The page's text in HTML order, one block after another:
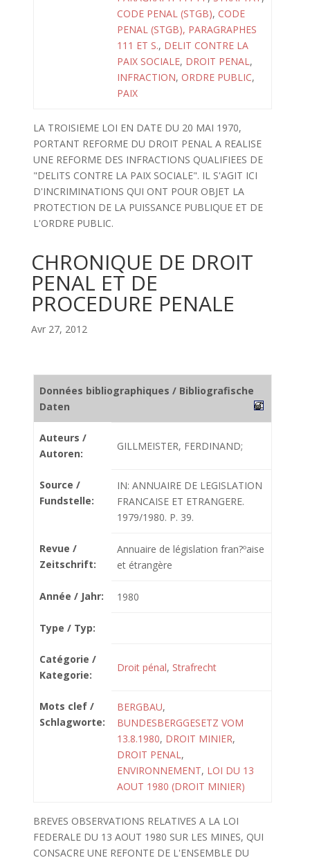
CODE PENAL (STGB), CODE
PENAL (STGB), PARAGRAPHES
111 ET S., DELIT CONTRE LA
PAIX SOCIALE, DROIT PENAL,
INFRACTION, ORDRE PUBLIC,
PAIX
LA TROISIEME LOI EN DATE DU 20 MAI 1970,
PORTANT REFORME DU DROIT PENAL A REALISE
UNE REFORME DES INFRACTIONS QUALIFIEES DE
"DELITS CONTRE LA PAIX SOCIALE". IL S'AGIT ICI
D'INCRIMINATIONS QUI ONT POUR OBJET LA
PROTECTION DE LA PUISSANCE PUBLIQUE ET DE
L'ORDRE PUBLIC.
CHRONIQUE DE DROIT
PENAL ET DE
PROCEDURE PENALE
Avr 27, 2012
Données bibliographiques / Bibliografische
Daten
Auteurs /
Autoren:
GILLMEISTER, FERDINAND;
Source /
Fundstelle:
IN: ANNUAIRE DE LEGISLATION
FRANCAISE ET ETRANGERE.
1979/1980. P. 39.
Revue /
Zeitschrift:
Annuaire de législation fran?ºaise
et étrangère
Année / Jahr: 1980
Type / Typ:
Catégorie /
Kategorie:
Droit pénal, Strafrecht
Mots clef /
Schlagworte:
BERGBAU,
BUNDESBERGGESETZ VOM
13.8.1980, DROIT MINIER,
DROIT PENAL,
ENVIRONNEMENT, LOI DU 13
AOUT 1980 (DROIT MINIER)
BREVES OBSERVATIONS RELATIVES A LA LOI
FEDERALE DU 13 AOUT 1980 SUR LES MINES, QUI
CONSACRE UNE REFONTE DE L'ENSEMBLE DU